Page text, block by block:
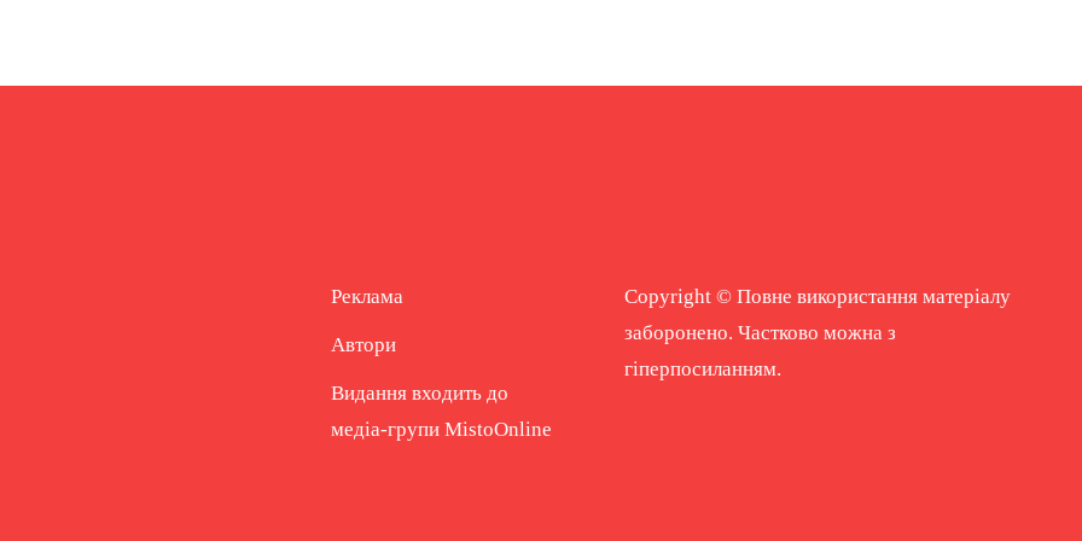
Реклама
Автори
Видання входить до
медіа-групи MistoOnline
Copyright © Повне використання матеріалу
заборонено. Частково можна з
гіперпосиланням.